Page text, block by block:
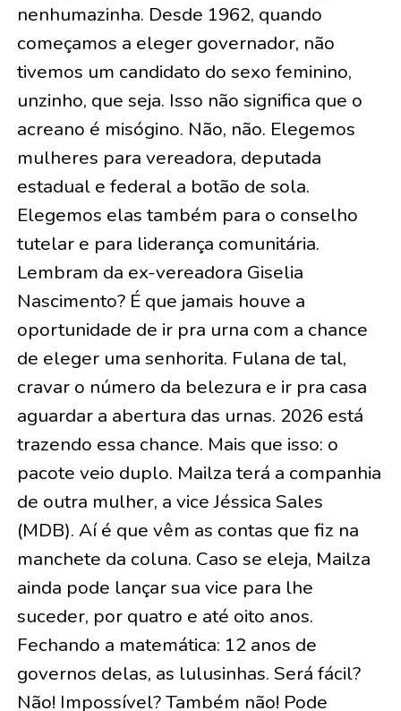
nenhumazinha. Desde 1962, quando
começamos a eleger governador, não
tivemos um candidato do sexo feminino,
unzinho, que seja. Isso não significa que o
acreano é misógino. Não, não. Elegemos
mulheres para vereadora, deputada
estadual e federal a botão de sola.
Elegemos elas também para o conselho
tutelar e para liderança comunitária.
Lembram da ex-vereadora Giselia
Nascimento? É que jamais houve a
oportunidade de ir pra urna com a chance
de eleger uma senhorita. Fulana de tal,
cravar o número da belezura e ir pra casa
aguardar a abertura das urnas. 2026 está
trazendo essa chance. Mais que isso: o
pacote veio duplo. Mailza terá a companhia
de outra mulher, a vice Jéssica Sales
(MDB). Aí é que vêm as contas que fiz na
manchete da coluna. Caso se eleja, Mailza
ainda pode lançar sua vice para lhe
suceder, por quatro e até oito anos.
Fechando a matemática: 12 anos de
governos delas, as lulusinhas. Será fácil?
Não! Impossível? Também não! Pode